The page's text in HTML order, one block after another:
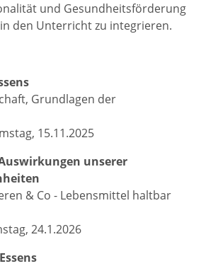
und Gesundheitsförderung
den Unterricht zu integrieren.
Grundlagen der
15.11.2025
unserer
& Co - Lebensmittel haltbar
24.1.2026